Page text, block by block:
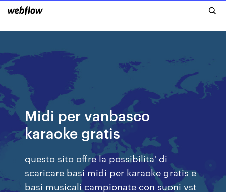
Midi per vanbasco
karaoke gratis
questo sito offre la possibilita' di
scaricare basi midi per karaoke gratis e
basi musicali campionate con suoni vst